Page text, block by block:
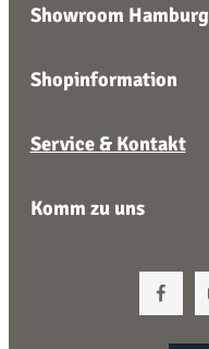
Showroom Hamburg
Shopinformation
Service & Kontakt
Komm zu uns